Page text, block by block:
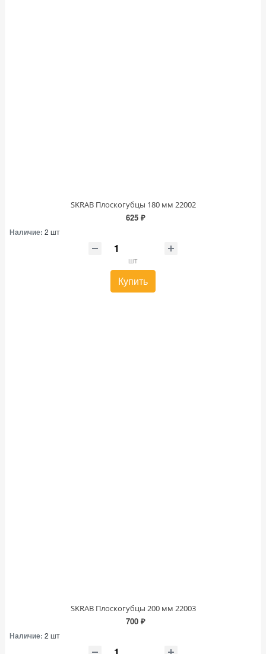
SKRAB Плоскогубцы 180 мм 22002
625 ₽
Наличие: 2 шт
шт
Купить
SKRAB Плоскогубцы 200 мм 22003
700 ₽
Наличие: 2 шт